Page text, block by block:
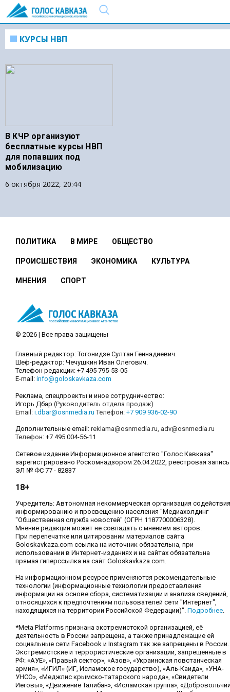
КУРСЫ НВП
В КЧР организуют
бесплатные курсы НВП
для попавших под
мобилизацию
6 октября 2022, 20:44
ПОЛИТИКА В МИРЕ ОБЩЕСТВО
ПРОИСШЕСТВИЯ ЭКОНОМИКА КУЛЬТУРА
МНЕНИЯ СПОРТ
© 2026 | Все права защищены
Главный редактор: Тогонидзе Султан Геннадиевич.
Шеф-редактор: Чечушкин Иван Олегович.
Телефон редакции: +7 495 795-53-05
E-mail: info@goloskavkaza.com
Реклама, спецпроекты и иное сотрудничество:
Игорь Дбар (Руководитель отдела продаж)
Email: i.dbar@osnmedia.ru Телефон: +7 909 936-02-90
Дополнительные email: reklama@osnmedia.ru, adv@osnmedia.ru
Телефон: +7 495 004-56-11
Сетевое издание Информационное агентство "Голос Кавказа"
зарегистрировано Роскомнадзором 26.04.2022, реестровая запись
ЭЛ № ФС 77 - 82837
18+
Учредитель: Автономная некоммерческая организация содействия
информированию и просвещению населения "Медиахолдинг
"Общественная служба новостей" (ОГРН 1187700006328).
Мнение редакции может не совпадать с мнением авторов.
При перепечатке или цитировании материалов сайта
Goloskavkaza.com ссылка на источник обязательна, при
использовании в Интернет-изданиях и на сайтах обязательна
прямая гиперссылка на сайт Goloskavkaza.com.
На информационном ресурсе применяются рекомендательные
технологии (информационные технологии предоставления
информации на основе сбора, систематизации и анализа сведений,
относящихся к предпочтениям пользователей сети "Интернет",
находящихся на территории Российской Федерации)". Подробнее.
*Meta Platforms признана экстремистской организацией, её
деятельность в России запрещена, а также принадлежащие ей
социальные сети Facebook и Instagram так же запрещены в России.
Экстремистские и террористические организации, запрещенные в
РФ: «АУЕ», «Правый сектор», «Азов», «Украинская повстанческая
армия», «ИГИЛ» (ИГ, Исламское государство), «Аль-Каида», «УНА-
УНСО», «Меджлис крымско-татарского народа», «Свидетели
Иеговы», «Движение Талибан», «Исламская группа»,